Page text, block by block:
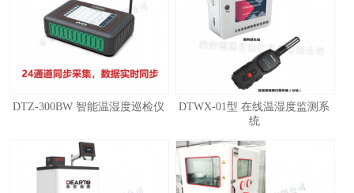
3 4
DTZ-300BW 智能温湿度巡检仪
DTWX-01型 在线温湿度监测系
统